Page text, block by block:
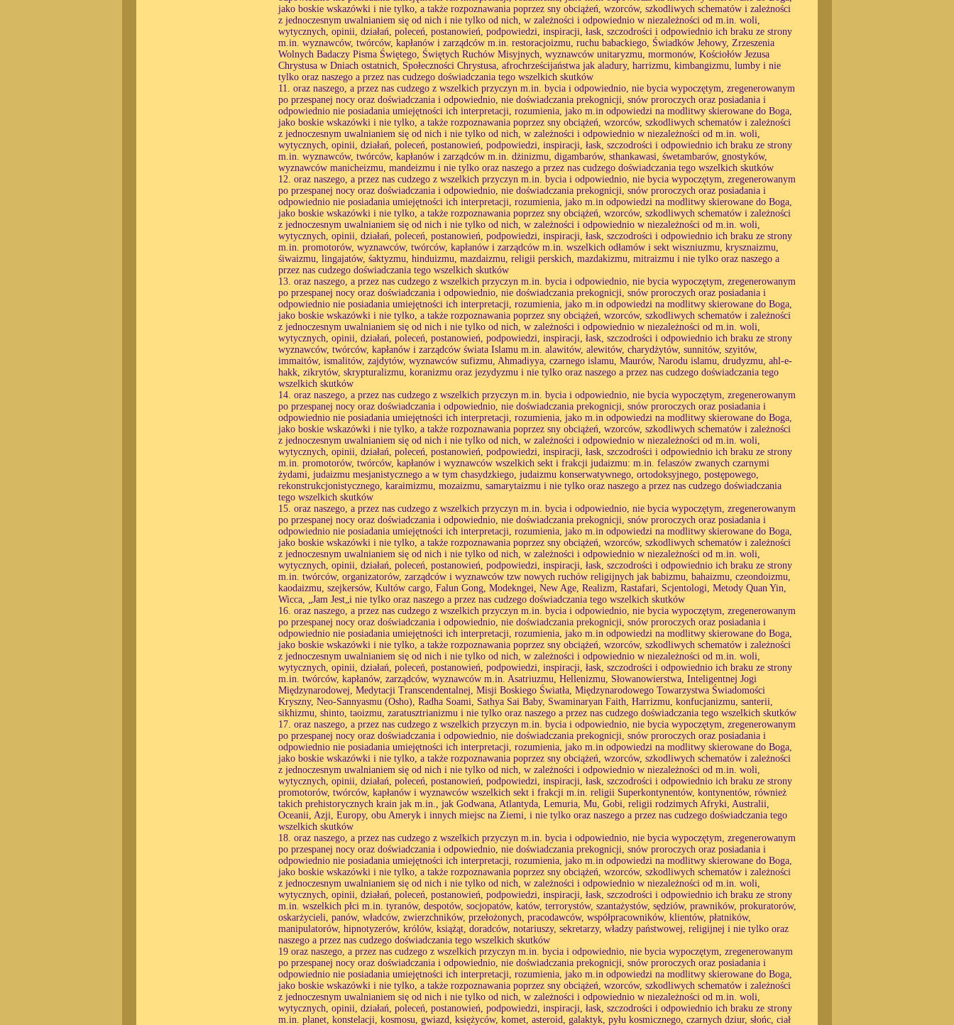
jako boskie wskazówki i nie tylko, a także rozpoznawania poprzez sny obciążeń, wzorców, szkodliwych schematów i zależności
z jednoczesnym uwalnianiem się od nich i nie tylko od nich, w zależności i odpowiednio w niezależności od m.in. woli,
wytycznych, opinii, działań, poleceń, postanowień, podpowiedzi, inspiracji, łask, szczodrości i odpowiednio ich braku ze strony
m.in. wyznawców, twórców, kapłanów i zarządców m.in. restoracjoizmu, ruchu babackiego, Świadków Jehowy, Zrzeszenia
Wolnych Badaczy Pisma Świętego, Świętych Ruchów Misyjnych, wyznawców unitaryzmu, mormonów, Kościołów Jezusa
Chrystusa w Dniach ostatnich, Społeczności Chrystusa, afrochrześcijaństwa jak aladury, harrizmu, kimbangizmu, lumby i nie
tylko oraz naszego a przez nas cudzego doświadczania tego wszelkich skutków
11. oraz naszego, a przez nas cudzego z wszelkich przyczyn m.in. bycia i odpowiednio, nie bycia wypoczętym, zregenerowanym
po przespanej nocy oraz doświadczania i odpowiednio, nie doświadczania prekognicji, snów proroczych oraz posiadania i
odpowiednio nie posiadania umiejętności ich interpretacji, rozumienia, jako m.in odpowiedzi na modlitwy skierowane do Boga,
jako boskie wskazówki i nie tylko, a także rozpoznawania poprzez sny obciążeń, wzorców, szkodliwych schematów i zależności
z jednoczesnym uwalnianiem się od nich i nie tylko od nich, w zależności i odpowiednio w niezależności od m.in. woli,
wytycznych, opinii, działań, poleceń, postanowień, podpowiedzi, inspiracji, łask, szczodrości i odpowiednio ich braku ze strony
m.in. wyznawców, twórców, kapłanów i zarządców m.in. dżinizmu, digambarów, sthankawasi, śwetambarów, gnostyków,
wyznawców manicheizmu, mandeizmu i nie tylko oraz naszego a przez nas cudzego doświadczania tego wszelkich skutków
12. oraz naszego, a przez nas cudzego z wszelkich przyczyn m.in. bycia i odpowiednio, nie bycia wypoczętym, zregenerowanym
po przespanej nocy oraz doświadczania i odpowiednio, nie doświadczania prekognicji, snów proroczych oraz posiadania i
odpowiednio nie posiadania umiejętności ich interpretacji, rozumienia, jako m.in odpowiedzi na modlitwy skierowane do Boga,
jako boskie wskazówki i nie tylko, a także rozpoznawania poprzez sny obciążeń, wzorców, szkodliwych schematów i zależności
z jednoczesnym uwalnianiem się od nich i nie tylko od nich, w zależności i odpowiednio w niezależności od m.in. woli,
wytycznych, opinii, działań, poleceń, postanowień, podpowiedzi, inspiracji, łask, szczodrości i odpowiednio ich braku ze strony
m.in. promotorów, wyznawców, twórców, kapłanów i zarządców m.in. wszelkich odłamów i sekt wiszniuzmu, krysznaizmu,
śiwaizmu, lingajatów, śaktyzmu, hinduizmu, mazdaizmu, religii perskich, mazdakizmu, mitraizmu i nie tylko oraz naszego a
przez nas cudzego doświadczania tego wszelkich skutków
13. oraz naszego, a przez nas cudzego z wszelkich przyczyn m.in. bycia i odpowiednio, nie bycia wypoczętym, zregenerowanym
po przespanej nocy oraz doświadczania i odpowiednio, nie doświadczania prekognicji, snów proroczych oraz posiadania i
odpowiednio nie posiadania umiejętności ich interpretacji, rozumienia, jako m.in odpowiedzi na modlitwy skierowane do Boga,
jako boskie wskazówki i nie tylko, a także rozpoznawania poprzez sny obciążeń, wzorców, szkodliwych schematów i zależności
z jednoczesnym uwalnianiem się od nich i nie tylko od nich, w zależności i odpowiednio w niezależności od m.in. woli,
wytycznych, opinii, działań, poleceń, postanowień, podpowiedzi, inspiracji, łask, szczodrości i odpowiednio ich braku ze strony
wyznawców, twórców, kapłanów i zarządców świata Islamu m.in. alawitów, alewitów, charydżytów, sunnitów, szyitów,
immaitów, ismalitów, zajdytów, wyznawców sufizmu, Ahmadiyya, czarnego islamu, Maurów, Narodu islamu, drudyzmu, ahl-e-
hakk, zikrytów, skrypturalizmu, koranizmu oraz jezydyzmu i nie tylko oraz naszego a przez nas cudzego doświadczania tego
wszelkich skutków
14. oraz naszego, a przez nas cudzego z wszelkich przyczyn m.in. bycia i odpowiednio, nie bycia wypoczętym, zregenerowanym
po przespanej nocy oraz doświadczania i odpowiednio, nie doświadczania prekognicji, snów proroczych oraz posiadania i
odpowiednio nie posiadania umiejętności ich interpretacji, rozumienia, jako m.in odpowiedzi na modlitwy skierowane do Boga,
jako boskie wskazówki i nie tylko, a także rozpoznawania poprzez sny obciążeń, wzorców, szkodliwych schematów i zależności
z jednoczesnym uwalnianiem się od nich i nie tylko od nich, w zależności i odpowiednio w niezależności od m.in. woli,
wytycznych, opinii, działań, poleceń, postanowień, podpowiedzi, inspiracji, łask, szczodrości i odpowiednio ich braku ze strony
m.in. promotorów, twórców, kapłanów i wyznawców wszelkich sekt i frakcji judaizmu: m.in. felaszów zwanych czarnymi
żydami, judaizmu mesjanistycznego a w tym chasydzkiego, judaizmu konserwatywnego, ortodoksyjnego, postępowego,
rekonstrukcjonistycznego, karaimizmu, mozaizmu, samarytaizmu i nie tylko oraz naszego a przez nas cudzego doświadczania
tego wszelkich skutków
15. oraz naszego, a przez nas cudzego z wszelkich przyczyn m.in. bycia i odpowiednio, nie bycia wypoczętym, zregenerowanym
po przespanej nocy oraz doświadczania i odpowiednio, nie doświadczania prekognicji, snów proroczych oraz posiadania i
odpowiednio nie posiadania umiejętności ich interpretacji, rozumienia, jako m.in odpowiedzi na modlitwy skierowane do Boga,
jako boskie wskazówki i nie tylko, a także rozpoznawania poprzez sny obciążeń, wzorców, szkodliwych schematów i zależności
z jednoczesnym uwalnianiem się od nich i nie tylko od nich, w zależności i odpowiednio w niezależności od m.in. woli,
wytycznych, opinii, działań, poleceń, postanowień, podpowiedzi, inspiracji, łask, szczodrości i odpowiednio ich braku ze strony
m.in. twórców, organizatorów, zarządców i wyznawców tzw nowych ruchów religijnych jak babizmu, bahaizmu, czeondoizmu,
kaodaizmu, szejkersów, Kultów cargo, Falun Gong, Modekngei, New Age, Realizm, Rastafari, Scjentologi, Metody Quan Yin,
Wicca, „Jam Jest„i nie tylko oraz naszego a przez nas cudzego doświadczania tego wszelkich skutków
16. oraz naszego, a przez nas cudzego z wszelkich przyczyn m.in. bycia i odpowiednio, nie bycia wypoczętym, zregenerowanym
po przespanej nocy oraz doświadczania i odpowiednio, nie doświadczania prekognicji, snów proroczych oraz posiadania i
odpowiednio nie posiadania umiejętności ich interpretacji, rozumienia, jako m.in odpowiedzi na modlitwy skierowane do Boga,
jako boskie wskazówki i nie tylko, a także rozpoznawania poprzez sny obciążeń, wzorców, szkodliwych schematów i zależności
z jednoczesnym uwalnianiem się od nich i nie tylko od nich, w zależności i odpowiednio w niezależności od m.in. woli,
wytycznych, opinii, działań, poleceń, postanowień, podpowiedzi, inspiracji, łask, szczodrości i odpowiednio ich braku ze strony
m.in. twórców, kapłanów, zarządców, wyznawców m.in. Asatriuzmu, Hellenizmu, Słowanowierstwa, Inteligentnej Jogi
Międzynarodowej, Medytacji Transcendentalnej, Misji Boskiego Światła, Międzynarodowego Towarzystwa Świadomości
Kryszny, Neo-Sannyasmu (Osho), Radha Soami, Sathya Sai Baby, Swaminaryan Faith, Harrizmu, konfucjanizmu, santerii,
sikhizmu, shinto, taoizmu, zaratusztrianizmu i nie tylko oraz naszego a przez nas cudzego doświadczania tego wszelkich skutków
17. oraz naszego, a przez nas cudzego z wszelkich przyczyn m.in. bycia i odpowiednio, nie bycia wypoczętym, zregenerowanym
po przespanej nocy oraz doświadczania i odpowiednio, nie doświadczania prekognicji, snów proroczych oraz posiadania i
odpowiednio nie posiadania umiejętności ich interpretacji, rozumienia, jako m.in odpowiedzi na modlitwy skierowane do Boga,
jako boskie wskazówki i nie tylko, a także rozpoznawania poprzez sny obciążeń, wzorców, szkodliwych schematów i zależności
z jednoczesnym uwalnianiem się od nich i nie tylko od nich, w zależności i odpowiednio w niezależności od m.in. woli,
wytycznych, opinii, działań, poleceń, postanowień, podpowiedzi, inspiracji, łask, szczodrości i odpowiednio ich braku ze strony
promotorów, twórców, kapłanów i wyznawców wszelkich sekt i frakcji m.in. religii Superkontynentów, kontynentów, również
takich prehistorycznych krain jak m.in., jak Godwana, Atlantyda, Lemuria, Mu, Gobi, religii rodzimych Afryki, Australii,
Oceanii, Azji, Europy, obu Ameryk i innych miejsc na Ziemi, i nie tylko oraz naszego a przez nas cudzego doświadczania tego
wszelkich skutków
18. oraz naszego, a przez nas cudzego z wszelkich przyczyn m.in. bycia i odpowiednio, nie bycia wypoczętym, zregenerowanym
po przespanej nocy oraz doświadczania i odpowiednio, nie doświadczania prekognicji, snów proroczych oraz posiadania i
odpowiednio nie posiadania umiejętności ich interpretacji, rozumienia, jako m.in odpowiedzi na modlitwy skierowane do Boga,
jako boskie wskazówki i nie tylko, a także rozpoznawania poprzez sny obciążeń, wzorców, szkodliwych schematów i zależności
z jednoczesnym uwalnianiem się od nich i nie tylko od nich, w zależności i odpowiednio w niezależności od m.in. woli,
wytycznych, opinii, działań, poleceń, postanowień, podpowiedzi, inspiracji, łask, szczodrości i odpowiednio ich braku ze strony
m.in. wszelkich płci m.in. tyranów, despotów, socjopatów, katów, terrorystów, szantażystów, sędziów, prawników, prokuratorów,
oskarżycieli, panów, władców, zwierzchników, przełożonych, pracodawców, współpracowników, klientów, płatników,
manipulatorów, hipnotyzerów, królów, książąt, doradców, notariuszy, sekretarzy, władzy państwowej, religijnej i nie tylko oraz
naszego a przez nas cudzego doświadczania tego wszelkich skutków
19 oraz naszego, a przez nas cudzego z wszelkich przyczyn m.in. bycia i odpowiednio, nie bycia wypoczętym, zregenerowanym
po przespanej nocy oraz doświadczania i odpowiednio, nie doświadczania prekognicji, snów proroczych oraz posiadania i
odpowiednio nie posiadania umiejętności ich interpretacji, rozumienia, jako m.in odpowiedzi na modlitwy skierowane do Boga,
jako boskie wskazówki i nie tylko, a także rozpoznawania poprzez sny obciążeń, wzorców, szkodliwych schematów i zależności
z jednoczesnym uwalnianiem się od nich i nie tylko od nich, w zależności i odpowiednio w niezależności od m.in. woli,
wytycznych, opinii, działań, poleceń, postanowień, podpowiedzi, inspiracji, łask, szczodrości i odpowiednio ich braku ze strony
m.in. planet, konstelacji, kosmosu, gwiazd, księżyców, komet, asteroid, galaktyk, pyłu kosmicznego, czarnych dziur, słońc, ciał